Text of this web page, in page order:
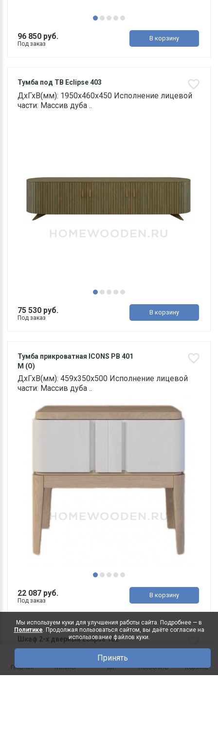
96 850 руб.
Под заказ
В корзину
Тумба под ТВ Eclipse 403
ДхГхВ(мм): 1950х460х450 Исполнение лицевой
части: Массив дуба ..
75 530 руб.
Под заказ
В корзину
Тумба прикроватная ICONS РВ 401
М (О)
ДхГхВ(мм): 459х350х500 Исполнение лицевой
части: Массив дуба ..
22 087 руб.
Под заказ
В корзину
Шкаф 2-х дверный Eclipse 102
ДхГхВ(мм): 1460х600х2100 Исполнение лицевой
Мы используем куки для улучшения работы сайта. Подробнее — в
Политике. Продолжая пользоваться сайтом, вы даёте согласие на
использование файлов куки.
Принять
Главная Каталог Чат Позвонить Корзина